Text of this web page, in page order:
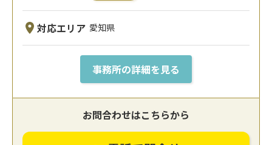
対応エリア 愛知県
事務所の詳細を見る
お問合わせはこちらから